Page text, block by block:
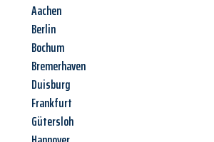
Aachen
Berlin
Bochum
Bremerhaven
Duisburg
Frankfurt
Gütersloh